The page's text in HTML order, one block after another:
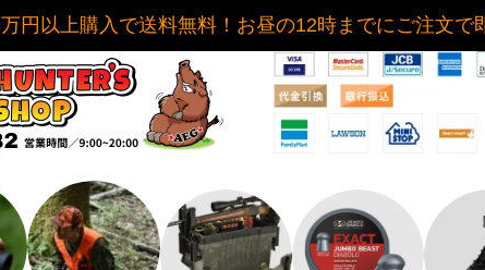
円以上購入で送料無料！お昼の12時までにご注文